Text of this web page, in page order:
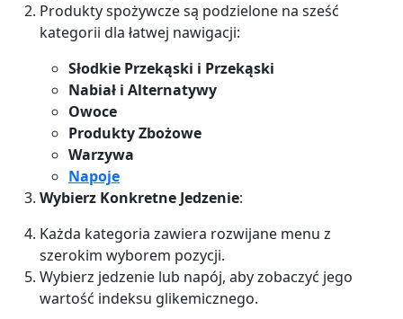
Produkty spożywcze są podzielone na sześć
kategorii dla łatwej nawigacji:
Słodkie Przekąski i Przekąski
Nabiał i Alternatywy
Owoce
Produkty Zbożowe
Warzywa
Napoje
Wybierz Konkretne Jedzenie:
Każda kategoria zawiera rozwijane menu z
szerokim wyborem pozycji.
Wybierz jedzenie lub napój, aby zobaczyć jego
wartość indeksu glikemicznego.